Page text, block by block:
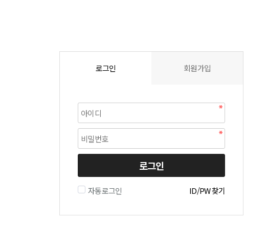
로그인 회원가입
로그인
자동로그인 ID/PW 찾기